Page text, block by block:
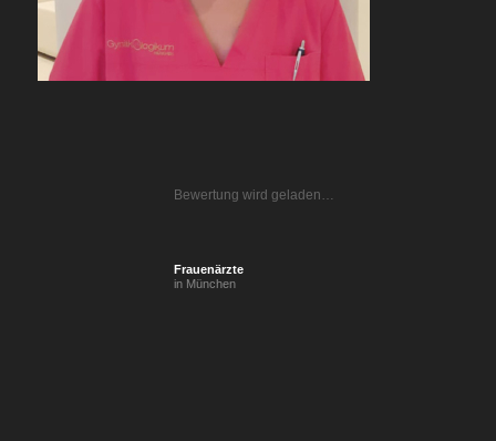
Bewertung wird geladen…
Frauenärzte
in München